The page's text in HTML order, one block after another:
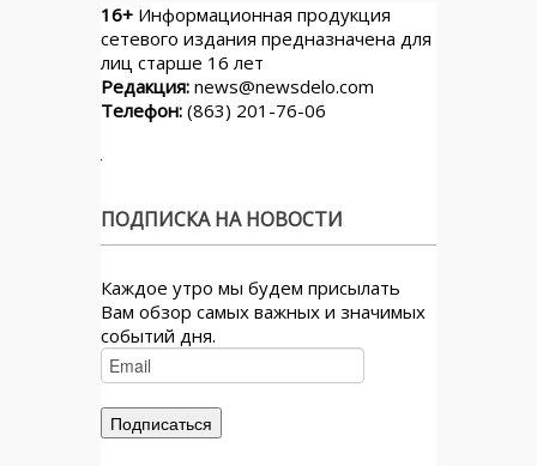
16+ Информационная продукция
сетевого издания предназначена для
лиц старше 16 лет
Редакция: news@newsdelo.com
Телефон: (863) 201-76-06
ПОДПИСКА НА НОВОСТИ
Каждое утро мы будем присылать
Вам обзор самых важных и значимых
событий дня.